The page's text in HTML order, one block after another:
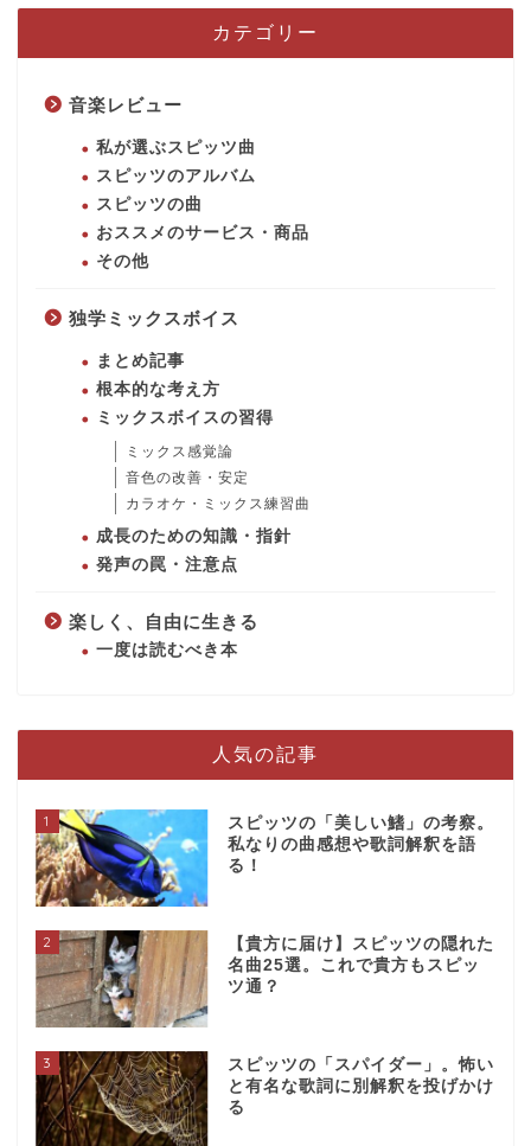
カテゴリー
音楽レビュー
私が選ぶスピッツ曲
スピッツのアルバム
スピッツの曲
おススメのサービス・商品
その他
独学ミックスボイス
まとめ記事
根本的な考え方
ミックスボイスの習得
ミックス感覚論
音色の改善・安定
カラオケ・ミックス練習曲
成長のための知識・指針
発声の罠・注意点
楽しく、自由に生きる
一度は読むべき本
人気の記事
1
スピッツの「美しい鰭」の考察。
私なりの曲感想や歌詞解釈を語
る！
2
【貴方に届け】スピッツの隠れた
名曲25選。これで貴方もスピッ
ツ通？
3
スピッツの「スパイダー」。怖い
と有名な歌詞に別解釈を投げかけ
る